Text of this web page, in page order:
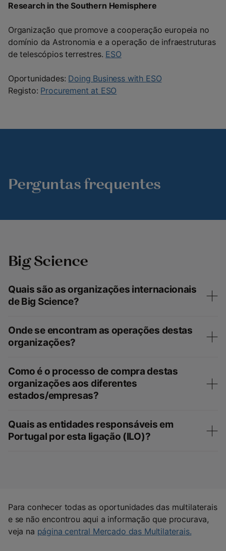
Research in the Southern Hemisphere
Organização que promove a cooperação europeia no
domínio da Astronomia e a operação de infraestruturas
de telescópios terrestres. ESO
Oportunidades: Doing Business with ESO
Registo: Procurement at ESO
Perguntas frequentes
Big Science
Quais são as organizações internacionais
de Big Science?
Onde se encontram as operações destas
organizações?
Como é o processo de compra destas
organizações aos diferentes
estados/empresas?
Quais as entidades responsáveis em
Portugal por esta ligação (ILO)?
Para conhecer todas as oportunidades das multilaterais
e se não encontrou aqui a informação que procurava,
veja na página central Mercado das Multilaterais.